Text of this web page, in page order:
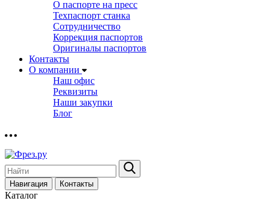
О паспорте на пресс
Техпаспорт станка
Сотрудничество
Коррекция паспортов
Оригиналы паспортов
Контакты
О компании
Наш офис
Реквизиты
Наши закупки
Блог
Навигация Контакты
Каталог